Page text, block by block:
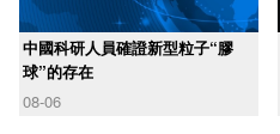
中國科研人員確證新型粒子“膠
球”的存在
08-06